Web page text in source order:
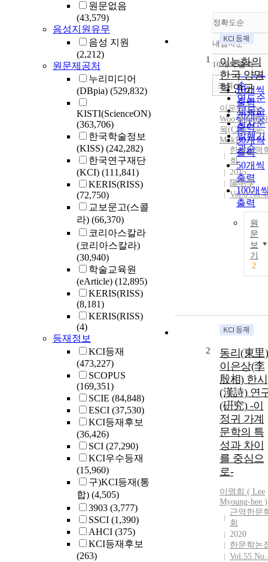
원문없음
(43,579)
음성지원유무
음성 지원
(2,212)
원문제공처
누리미디어
(DBpia) (529,832)
KISTI(ScienceON)
(363,706)
한국학술정보
(KISS) (242,282)
한국연구재단
(KCI) (111,841)
KERIS(RISS)
(72,750)
교보문고(스콜
라) (66,370)
코리아스칼라
(코리아스칼라)
(30,940)
학술교육원
(eArticle) (12,895)
KERIS(RISS)
(8,181)
KERIS(RISS)
(4)
등재정보
KCI등재
(473,227)
SCOPUS
(169,351)
SCIE (84,848)
ESCI (37,530)
KCI등재후보
(36,426)
SCI (27,290)
KCI우수등재
(15,960)
구)KCI등재(통
합) (4,505)
3903 (3,777)
SSCI (1,390)
AHCI (375)
KCI등재후보
(263)
정확도순
정확도
순
인기도
순
연도순
제목순
저자순
발행기
관순
내림차순
내림차
10개씩 출력
10개씩
출력
20개씩
출력
30개씩
출력
50개씩
출력
100개
출력
조회
1
이능화의
한국 양명
학 연구
이우진(Lee,
Woo-Jin),최
목(Choi, Jae-
Mok)
한국양명
회
2015
陽明學
Vol.0
원
문
보
기
2
2
동리(東里)
이은상(李
殷相) 한시
(漢詩) 연
(硏究) -이
정귀 가계
문학의 특
성과 차이
를 중심으
로-
이명희 ( Lee
Myoung-hee )
근역한문
회
2020
한문학논
Vol.55